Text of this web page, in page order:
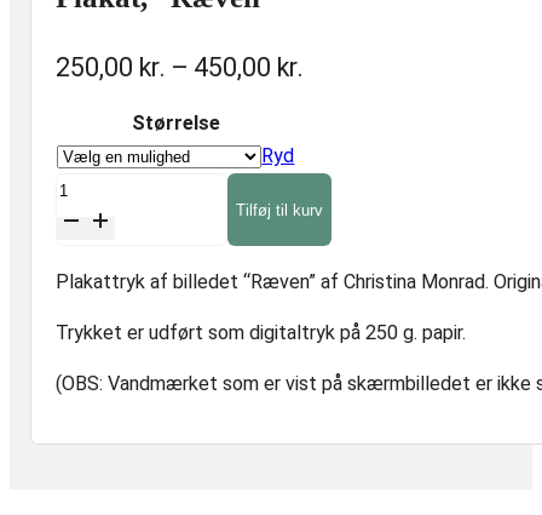
250,00 kr. – 450,00 kr.
450,00 kr.
Størrelse
Ryd
Plakat,
"Ræven"
Tilføj til kurv
Plakattryk af billedet “Ræven” af Christina Monrad.
Trykket er udført som digitaltryk på 250 g. papir.
(OBS: Vandmærket som er vist på skærmbilledet er ikke